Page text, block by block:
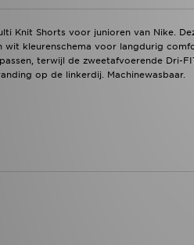
Knit Shorts voor junioren van Nike.
kleurenschema voor langdurig
terwijl de zweetafvoerende Dri-
op de linkerdij. Machinewasbaar.